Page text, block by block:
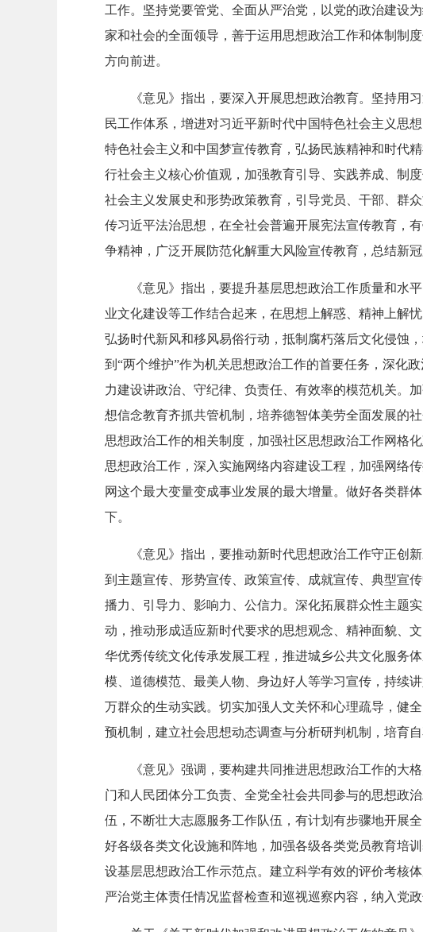
工作。坚持党要管党、全面从严治党，以党的政治建设
家和社会的全面领导，善于运用思想政治工作和体制制
方向前进。
《意见》指出，要深入开展思想政治教育。坚持用
民工作体系，增进对习近平新时代中国特色社会主义思
特色社会主义和中国梦宣传教育，弘扬民族精神和时代
行社会主义核心价值观，加强教育引导、实践养成、制
社会主义发展史和形势政策教育，引导党员、干部、群
传习近平法治思想，在全社会普遍开展宪法宣传教育，
争精神，广泛开展防范化解重大风险宣传教育，总结新
《意见》指出，要提升基层思想政治工作质量和水
业文化建设等工作结合起来，在思想上解惑、精神上解
弘扬时代新风和移风易俗行动，抵制腐朽落后文化侵蚀
到“两个维护”作为机关思想政治工作的首要任务，深化
力建设讲政治、守纪律、负责任、有效率的模范机关。
想信念教育齐抓共管机制，培养德智体美劳全面发展的
思想政治工作的相关制度，加强社区思想政治工作网格
思想政治工作，深入实施网络内容建设工程，加强网络
网这个最大变量变成事业发展的最大增量。做好各类群
下。
《意见》指出，要推动新时代思想政治工作守正创
到主题宣传、形势宣传、政策宣传、成就宣传、典型宣
播力、引导力、影响力、公信力。深化拓展群众性主题
动，推动形成适应新时代要求的思想观念、精神面貌、
华优秀传统文化传承发展工程，推进城乡公共文化服务
模、道德模范、最美人物、身边好人等学习宣传，持续
万群众的生动实践。切实加强人文关怀和心理疏导，健
预机制，建立社会思想动态调查与分析研判机制，培育
《意见》强调，要构建共同推进思想政治工作的大
门和人民团体分工负责、全党全社会共同参与的思想政
伍，不断壮大志愿服务工作队伍，有计划有步骤地开展
好各级各类文化设施和阵地，加强各级各类党员教育培
设基层思想政治工作示范点。建立科学有效的评价考核
严治党主体责任情况监督检查和巡视巡察内容，纳入党